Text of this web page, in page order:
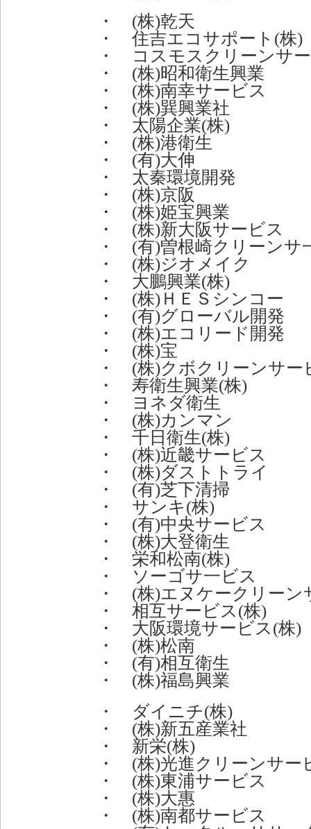
・ (株)乾天
・ 住吉エコサポート(株)
・ コスモスクリーンサ
・ (株)昭和衛生興業
・ (株)南幸サービス
・ (株)巽興業社
・ 太陽企業(株)
・ (株)港衛生
・ (有)大伸
・ 太秦環境開発
・ (株)京阪
・ (株)姫宝興業
・ (株)新大阪サービス
・ (有)曽根崎クリーンサ
・ (株)ジオメイク
・ 大鵬興業(株)
・ (株)ＨＥＳシンコー
・ (有)グローバル開発
・ (株)エコリード開発
・ (株)宝
・ (株)クボクリーンサー
・ 寿衛生興業(株)
・ ヨネダ衛生
・ (株)カンマン
・ 千日衛生(株)
・ (株)近畿サービス
・ (株)ダストトライ
・ (有)芝下清掃
・ サンキ(株)
・ (有)中央サービス
・ (株)大登衛生
・ 栄和松南(株)
・ ソーゴサ一ビス
・ (株)エヌケークリーン
・ 相互サービス(株)
・ 大阪環境サービス(株)
・ (株)松南
・ (有)相互衛生
・ (株)福島興業
・ ダイニチ(株)
・ (株)新五産業社
・ 新栄(株)
・ (株)光進クリーンサー
・ (株)東浦サービス
・ (株)大惠
・ (株)南都サービス